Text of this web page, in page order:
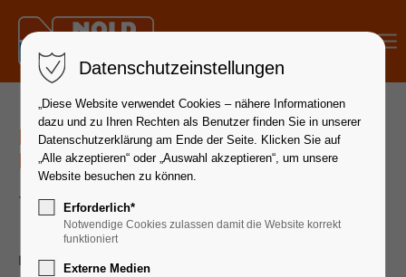
Fachkraft (m/w/d) Metalltechnik
Hydraulikzylinder
Job-ID: 2026-MM-1074
Darauf dürfen Sie sich freuen.
Datenschutzeinstellungen
„Diese Website verwendet Cookies – nähere Informationen
dazu und zu Ihren Rechten als Benutzer finden Sie in unserer
Datenschutzerklärung am Ende der Seite. Klicken Sie auf
„Alle akzeptieren“ oder „Auswahl akzeptieren“, um unsere
Website besuchen zu können.
Erforderlich*
Notwendige Cookies zulassen damit die Website korrekt
funktioniert
Externe Medien